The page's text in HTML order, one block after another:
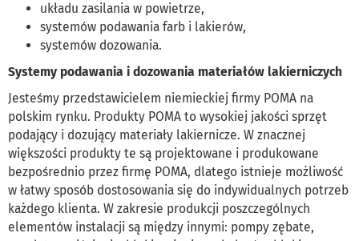
układu zasilania w powietrze,
systemów podawania farb i lakierów,
systemów dozowania.
Systemy podawania i dozowania materiałów lakierniczych
Jesteśmy przedstawicielem niemieckiej firmy POMA na
polskim rynku. Produkty POMA to wysokiej jakości sprzęt
podający i dozujący materiały lakiernicze. W znacznej
większości produkty te są projektowane i produkowane
bezpośrednio przez firmę POMA, dlatego istnieje możliwość
w łatwy sposób dostosowania się do indywidualnych potrzeb
każdego klienta. W zakresie produkcji poszczególnych
elementów instalacji są między innymi: pompy zębate,